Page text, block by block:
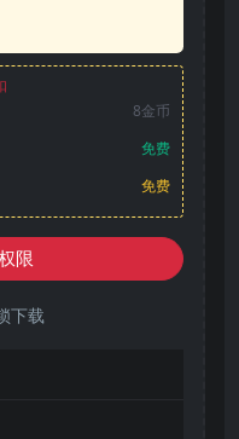
8金币
免费
免费
限
下载